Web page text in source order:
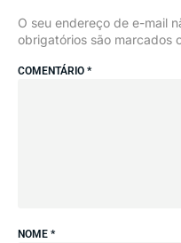
O seu endereço de e-mail
obrigatórios são marcados
COMENTÁRIO *
NOME *